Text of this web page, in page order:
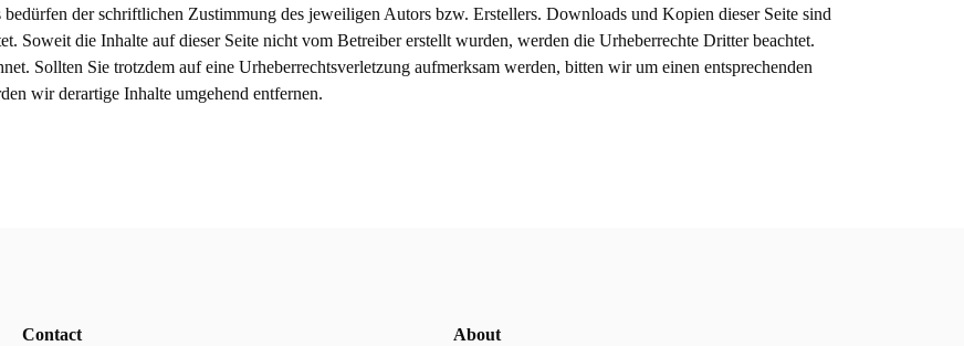
der schriftlichen Zustimmung des jeweiligen Autors bzw. Erstellers. Downloads und Kopien dieser Seite sind
Soweit die Inhalte auf dieser Seite nicht vom Betreiber erstellt wurden, werden die Urheberrechte Dritter beachtet.
Sollten Sie trotzdem auf eine Urheberrechtsverletzung aufmerksam werden, bitten wir um einen entsprechenden
wir derartige Inhalte umgehend entfernen.
Contact About